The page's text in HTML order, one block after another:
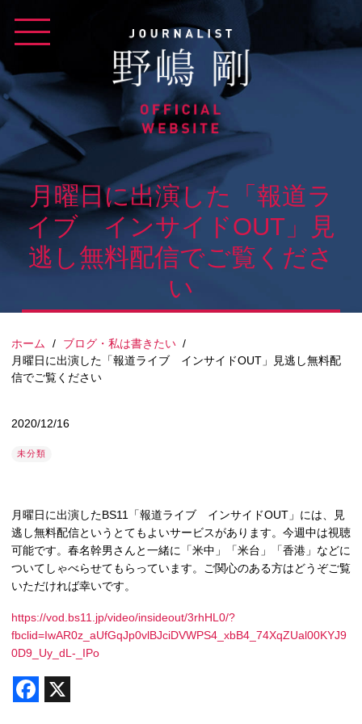
content
月曜日に出演した「報道ラ
イブ インサイドOUT」見
逃し無料配信でご覧くださ
い
ホーム / ブログ・私は書きたい /
月曜日に出演した「報道ライブ インサイドOUT」見逃し無料配
信でご覧ください
2020/12/16
未分類
月曜日に出演したBS11「報道ライブ インサイドOUT」には、見
逃し無料配信というとてもよいサービスがあります。今週中は視聴
可能です。春名幹男さんと一緒に「米中」「米台」「香港」などに
ついてしゃべらせてもらっています。ご関心のある方はどうぞご覧
いただければ幸いです。
https://vod.bs11.jp/video/insideout/3rhHL0/?
fbclid=IwAR0z_aUfGqJp0vlBJciDVWPS4_xbB4_74XqZUal00KYJ9
0D9_Uy_dL-_IPo